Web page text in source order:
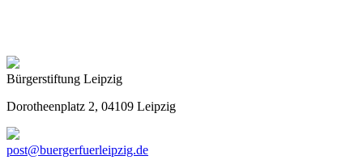
Bürgerstiftung Leipzig
Dorotheenplatz 2, 04109 Leipzig
post@buergerfuerleipzig.de